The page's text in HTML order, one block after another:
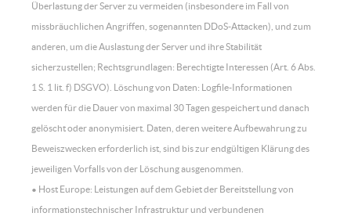
Überlastung der Server zu vermeiden (insbesondere im Fall von
missbräuchlichen Angriffen, sogenannten DDoS-Attacken), und zum
anderen, um die Auslastung der Server und ihre Stabilität
sicherzustellen; Rechtsgrundlagen: Berechtigte Interessen (Art. 6 Abs.
1 S. 1 lit. f) DSGVO). Löschung von Daten: Logfile-Informationen
werden für die Dauer von maximal 30 Tagen gespeichert und danach
gelöscht oder anonymisiert. Daten, deren weitere Aufbewahrung zu
Beweiszwecken erforderlich ist, sind bis zur endgültigen Klärung des
jeweiligen Vorfalls von der Löschung ausgenommen.
• Host Europe: Leistungen auf dem Gebiet der Bereitstellung von
informationstechnischer Infrastruktur und verbundenen